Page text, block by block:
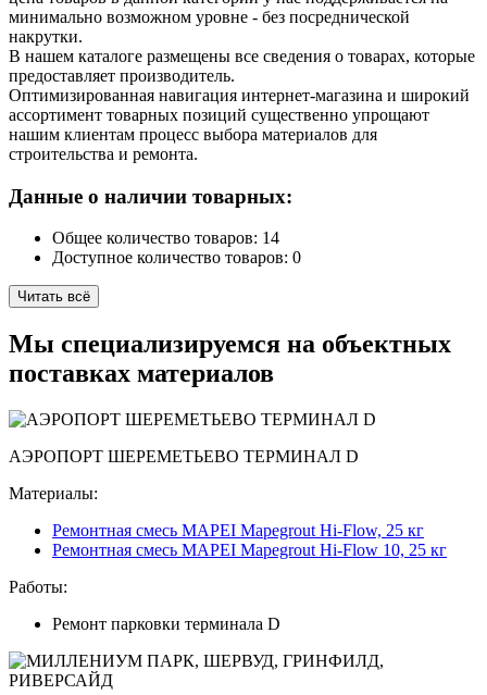
минимально возможном уровне - без посреднической
накрутки.
В нашем каталоге размещены все сведения о товарах, которые
предоставляет производитель.
Оптимизированная навигация интернет-магазина и широкий
ассортимент товарных позиций существенно упрощают
нашим клиентам процесс выбора материалов для
строительства и ремонта.
Данные о наличии товарных:
Общее количество товаров: 14
Доступное количество товаров: 0
Читать всё
Мы специализируемся на объектных
поставках материалов
АЭРОПОРТ ШЕРЕМЕТЬЕВО ТЕРМИНАЛ D
Материалы:
Ремонтная смесь MAPEI Mapegrout Hi-Flow, 25 кг
Ремонтная смесь MAPEI Mapegrout Hi-Flow 10, 25 кг
Работы:
Ремонт парковки терминала D